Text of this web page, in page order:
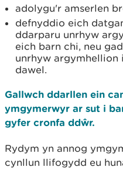
adolygu'r amserlen
defnyddio eich
ddarparu unrhyw
eich barn chi, neu
unrhyw argymhellion
dawel.
Gallwch ddarllen ein
ymgymerwyr ar sut i
gyfer cronfa ddŵr.
Rydym yn annog
cynllun llifogydd eu